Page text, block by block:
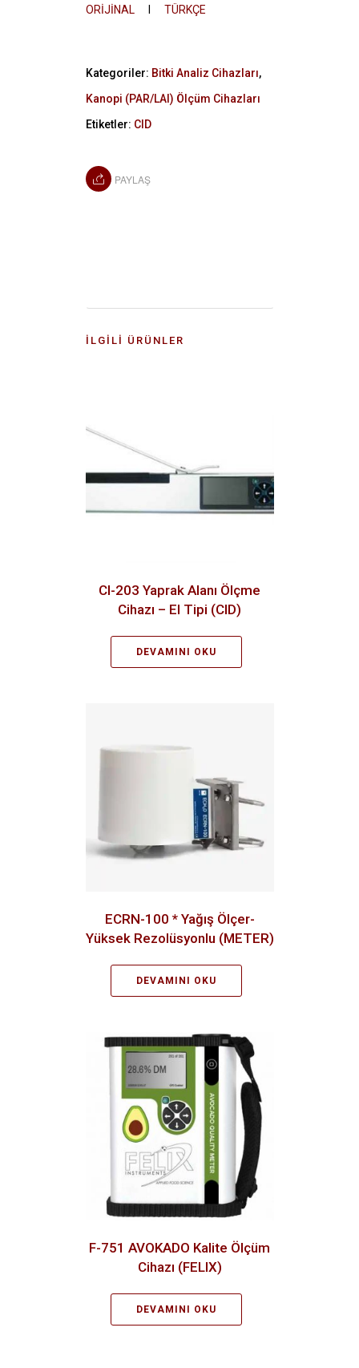
ORİJİNAL TÜRKÇE
Kategoriler: Bitki Analiz Cihazları,
Kanopi (PAR/LAI) Ölçüm Cihazları
Etiketler: CID
PAYLAŞ
İLGILI ÜRÜNLER
CI-203 Yaprak Alanı Ölçme
Cihazı – El Tipi (CID)
DEVAMINI OKU
ECRN-100 * Yağış Ölçer-
Yüksek Rezolüsyonlu (METER)
DEVAMINI OKU
F-751 AVOKADO Kalite Ölçüm
Cihazı (FELIX)
DEVAMINI OKU